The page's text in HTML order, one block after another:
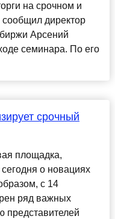
на срочном и
директор
Арсений
семинара. По его
срочный
площадка,
о новациях
с 14
ряд важных
представителей